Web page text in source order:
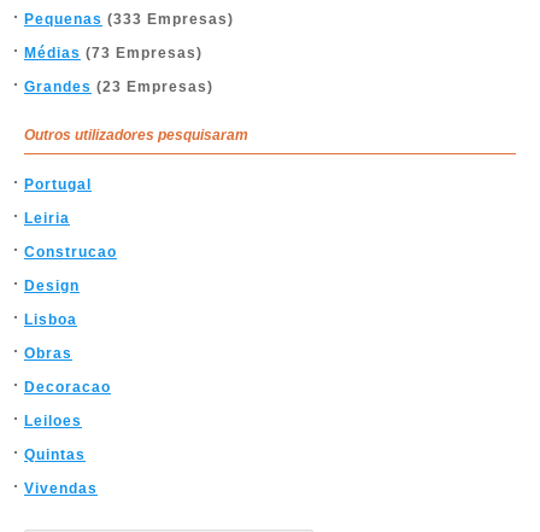
Pequenas (333 Empresas)
Médias (73 Empresas)
Grandes (23 Empresas)
Outros utilizadores pesquisaram
Portugal
Leiria
Construcao
Design
Lisboa
Obras
Decoracao
Leiloes
Quintas
Vivendas